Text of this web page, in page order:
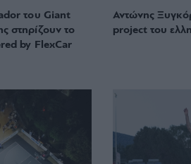
του Giant
στηρίζουν το
by FlexCar
Αντώνης
project του